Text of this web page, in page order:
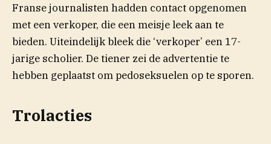
Franse journalisten hadden contact opgenomen
met een verkoper, die een meisje leek aan te
bieden. Uiteindelijk bleek die ‘verkoper’ een 17-
jarige scholier. De tiener zei de advertentie te
hebben geplaatst om pedoseksuelen op te sporen.
Trolacties